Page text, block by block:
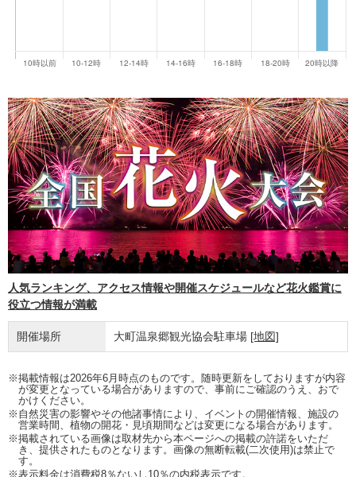
人気ランキング、アクセス情報や開催スケジュールなど花火鑑賞に
役立つ情報が満載
開催場所 大町温泉郷観光協会駐車場 [地図]
※掲載情報は2026年6月時点のものです。随時更新をしておりますが内容
が変更となっている場合がありますので、事前にご確認のうえ、おで
かけください。
※自然災害の影響やその他諸事情により、イベントの開催情報、施設の
営業時間、植物の開花・見頃期間などは変更になる場合があります。
※掲載されている画像は取材先から本ページへの掲載の許諾をいただ
き、提供されたものとなります。画像の無断転載(二次使用)は禁止で
す。
※表示料金は消費税8％ないし10％の内税表示です。